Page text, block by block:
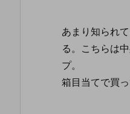
あまり知られ
る。こちらは
プ。
箱目当てで買